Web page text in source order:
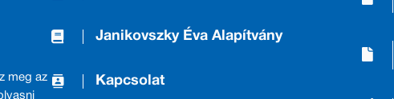
meg az
Janikovszky Éva Alapítvány
Kapcsolat